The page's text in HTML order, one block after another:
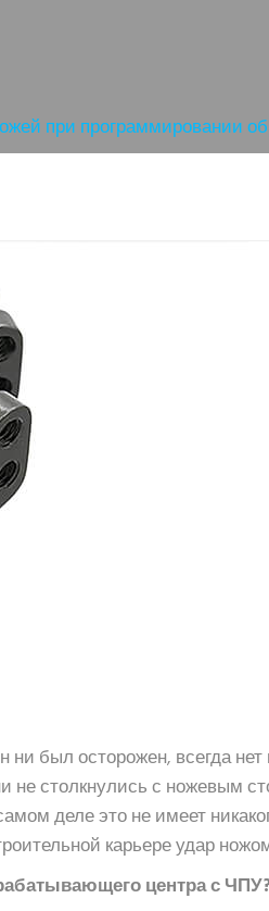
Литые Детали
Обрабатывать В
Обрабатывающем Центре С
Основные Категории
Обрабатывающем Центре
Промышленность при программировании
был осторожен, всегда
столкнулись с ножевым
деле это не имеет
карьере удар
центра с